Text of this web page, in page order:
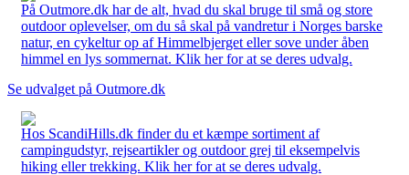
På Outmore.dk har de alt, hvad du skal bruge til små og store
outdoor oplevelser, om du så skal på vandretur i Norges barske
natur, en cykeltur op af Himmelbjerget eller sove under åben
himmel en lys sommernat. Klik her for at se deres udvalg.
Se udvalget på Outmore.dk
Hos ScandiHills.dk finder du et kæmpe sortiment af
campingudstyr, rejseartikler og outdoor grej til eksempelvis
hiking eller trekking. Klik her for at se deres udvalg.